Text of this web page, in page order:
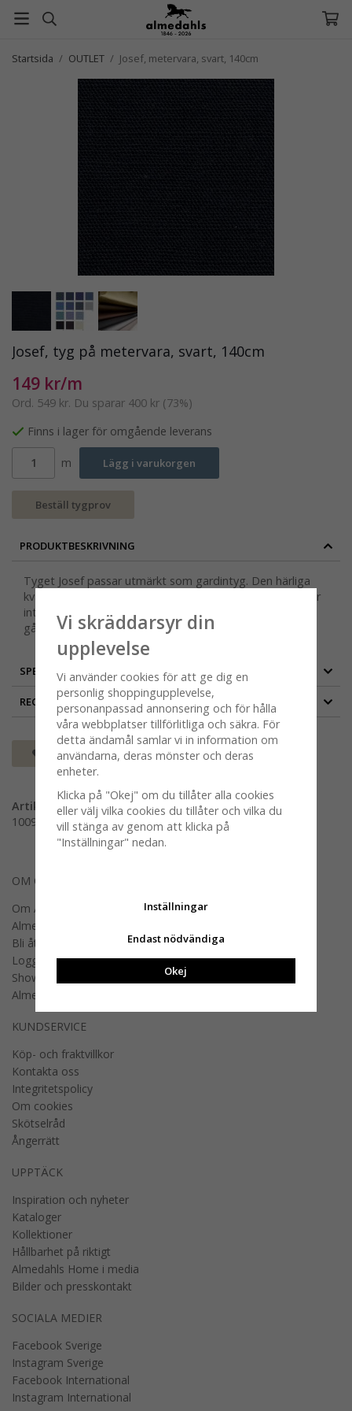
Startsida / OUTLET / Josef, metervara, svart, 140cm
Josef, tyg på metervara, svart, 140cm
149 kr/m
Ord. 549 kr. Du sparar 400 kr (73%)
Finns i lager för omgående leverans
m Lägg i varukorgen
Beställ tygprov
PRODUKTBESKRIVNING
Tyget Josef passar utmärkt som gardintyg. Den härliga
kvaliteten bomull/lin, gör att det faller oerhört fint. Varför
inte sy matchande kuddfodral och dukar när du ändå är i
gång?
SPECIFIKATION
RECENSIONER
Spara som favorit
Artikelnummer:
100952-0009
OM OSS
Om Almedahls
Almedahls designers
Bli återförsäljare
Logga in B2B
Showroom
Almedahls offentlig miljö
KUNDSERVICE
Köp- och fraktvillkor
Kontakta oss
Integritetspolicy
Om cookies
Skötselråd
Ångerrätt
UPPTÄCK
Inspiration och nyheter
Kataloger
Kollektioner
Hållbarhet på riktigt
Almedahls Home i media
Bilder och presskontakt
SOCIALA MEDIER
Facebook Sverige
Instagram Sverige
Facebook International
Instagram International
Vi skräddarsyr din
upplevelse
Vi använder cookies för att ge dig en
personlig shoppingupplevelse,
personanpassad annonsering och för hålla
våra webbplatser tillförlitliga och säkra. För
detta ändamål samlar vi in information om
användarna, deras mönster och deras
enheter.
Klicka på "Okej" om du tillåter alla cookies
eller välj vilka cookies du tillåter och vilka du
vill stänga av genom att klicka på
"Inställningar" nedan.
Inställningar
Endast nödvändiga
Okej